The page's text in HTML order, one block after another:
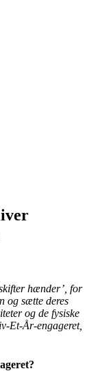
hænder’, for
og sætte deres
og de fysiske
Et-År-engageret,